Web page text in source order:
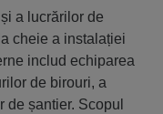
a lucrărilor de
cheie a instalației
includ echiparea
de birouri, a
șantier. Scopul